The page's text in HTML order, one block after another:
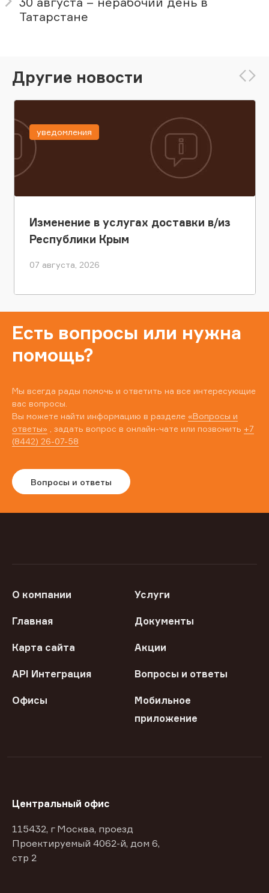
Татарстане
Другие новости
Изменение в услугах доставки в/из
Республики Крым
07 августа, 2026
уведомления
Есть вопросы или нужна
помощь?
Мы всегда рады помочь и ответить на все интересующие
вас вопросы.
Вы можете найти информацию в разделе «Вопросы и
ответы» , задать вопрос в онлайн-чате или позвонить +7
(8442) 26-07-58
Вопросы и ответы
О компании Услуги
Главная Документы
Карта сайта Акции
API Интеграция Вопросы и ответы
Офисы
Мобильное
приложение
Центральный офис
115432, г Москва, проезд
Проектируемый 4062-й, дом 6,
стр 2